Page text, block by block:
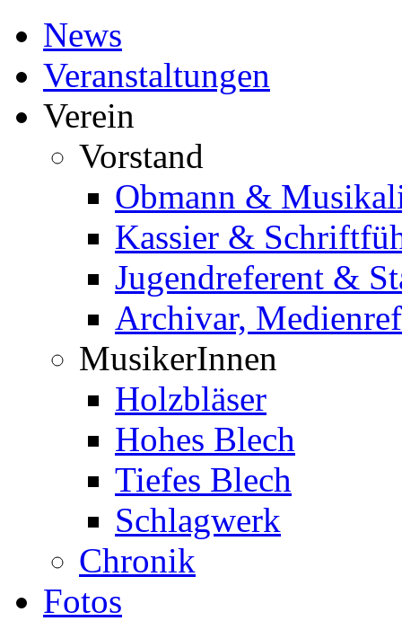
News
Veranstaltungen
Verein
Vorstand
Obmann &
Kassier &
Jugendreferent &
Archivar,
MusikerInnen
Holzbläser
Hohes Blech
Tiefes Blech
Schlagwerk
Chronik
Fotos